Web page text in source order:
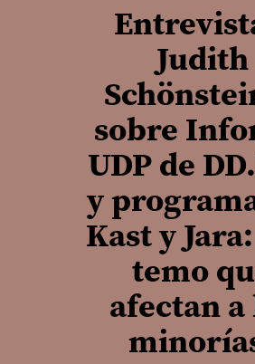
Judith
sobre
UDP de
y
Kast y
temo
afectan a